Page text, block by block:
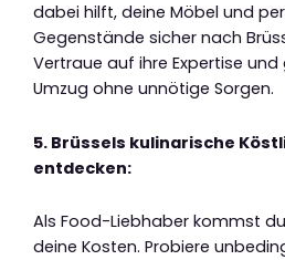
dabei hilft, deine Möbel und
Gegenstände sicher nach
Vertraue auf ihre Expertise
Umzug ohne unnötige Sorgen.
5. Brüssels kulinarische
entdecken:
Als Food-Liebhaber kommst
deine Kosten. Probiere